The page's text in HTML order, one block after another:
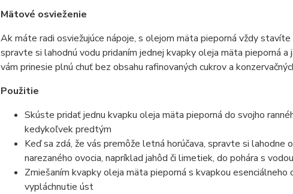
Mätové osvieženie
Ak máte radi osviežujúce nápoje, s olejom mäta pieporná vždy
spravte si lahodnú vodu pridaním jednej kvapky oleja mäta pieporná
vám prinesie plnú chuť bez obsahu rafinovaných cukrov a
Použitie
Skúste pridať jednu kvapku oleja mäta pieporná do svojho
kedykoľvek predtým
Keď sa zdá, že vás premôže letná horúčava, spravte si
narezaného ovocia, napríklad jahôd či limetiek, do pohára s vodou
Zmiešaním kvapky oleja mäta pieporná s kvapkou
vypláchnutie úst